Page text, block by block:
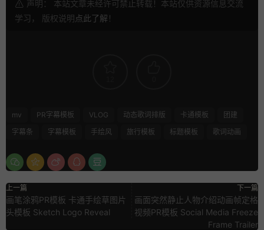
声明： 本站文章未经许可禁止转载！本站仅供资源信息交流
学习， 版权说明点此了解 ！
mv PR字幕模板 VLOG 动态歌词排版 卡通模板
团建
字幕条
字幕模板 手绘风 旅行模板 标题模板 歌词动画
上一篇
画笔涂鸦PR模板 卡通手绘草图片
头模板 Sketch Logo Reveal
下一篇
画面突然静止人物介绍动画帧定格
视频PR模板 Social Media Freeze
Frame Trailer